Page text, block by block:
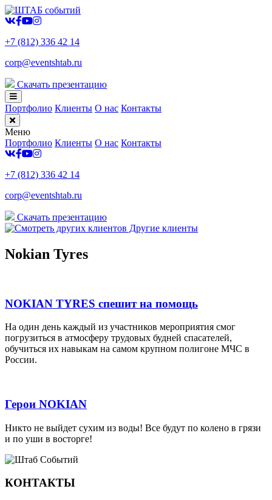
+7 (812) 336 42 14
corp@eventshtab.ru
Скачать презентацию
Портфолио Клиенты О нас Контакты
Меню
Портфолио Клиенты О нас Контакты
+7 (812) 336 42 14
corp@eventshtab.ru
Скачать презентацию
Другие клиенты
Nokian Tyres
NOKIAN TYRES спешит на помощь
На один день каждый из участников мероприятия смог
погрузиться в атмосферу трудовых будней спасателей,
обучиться их навыкам на самом крупном полигоне МЧС в
России.
Герои NOKIAN
Никто не выйдет сухим из воды! Все будут по колено в грязи
и по уши в восторге!
КОНТАКТЫ